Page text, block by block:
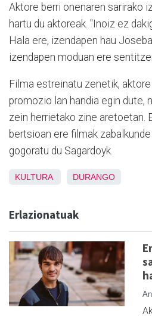
Aktore berri onenaren sarirako
hartu du aktoreak. "Inoiz ez
Hala ere, izendapen hau
izendapen moduan ere
Filma estreinatu zenetik,
promozio lan handia egin dute,
zein herrietako zine aretoetan.
bertsioan ere filmak
gogoratu du Sagardoyk.
KULTURA DURANGO
Erlazionatuak